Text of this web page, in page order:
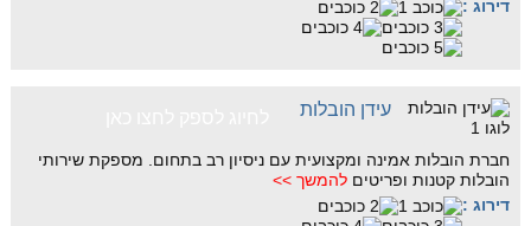
דירוג :
עידן הובלות
חברת הובלות אמינה ומקצועית עם ניסיון רב בתחום. מספקת שירותי
הובלות קטנות ופריטים להמשך >>
דירוג :